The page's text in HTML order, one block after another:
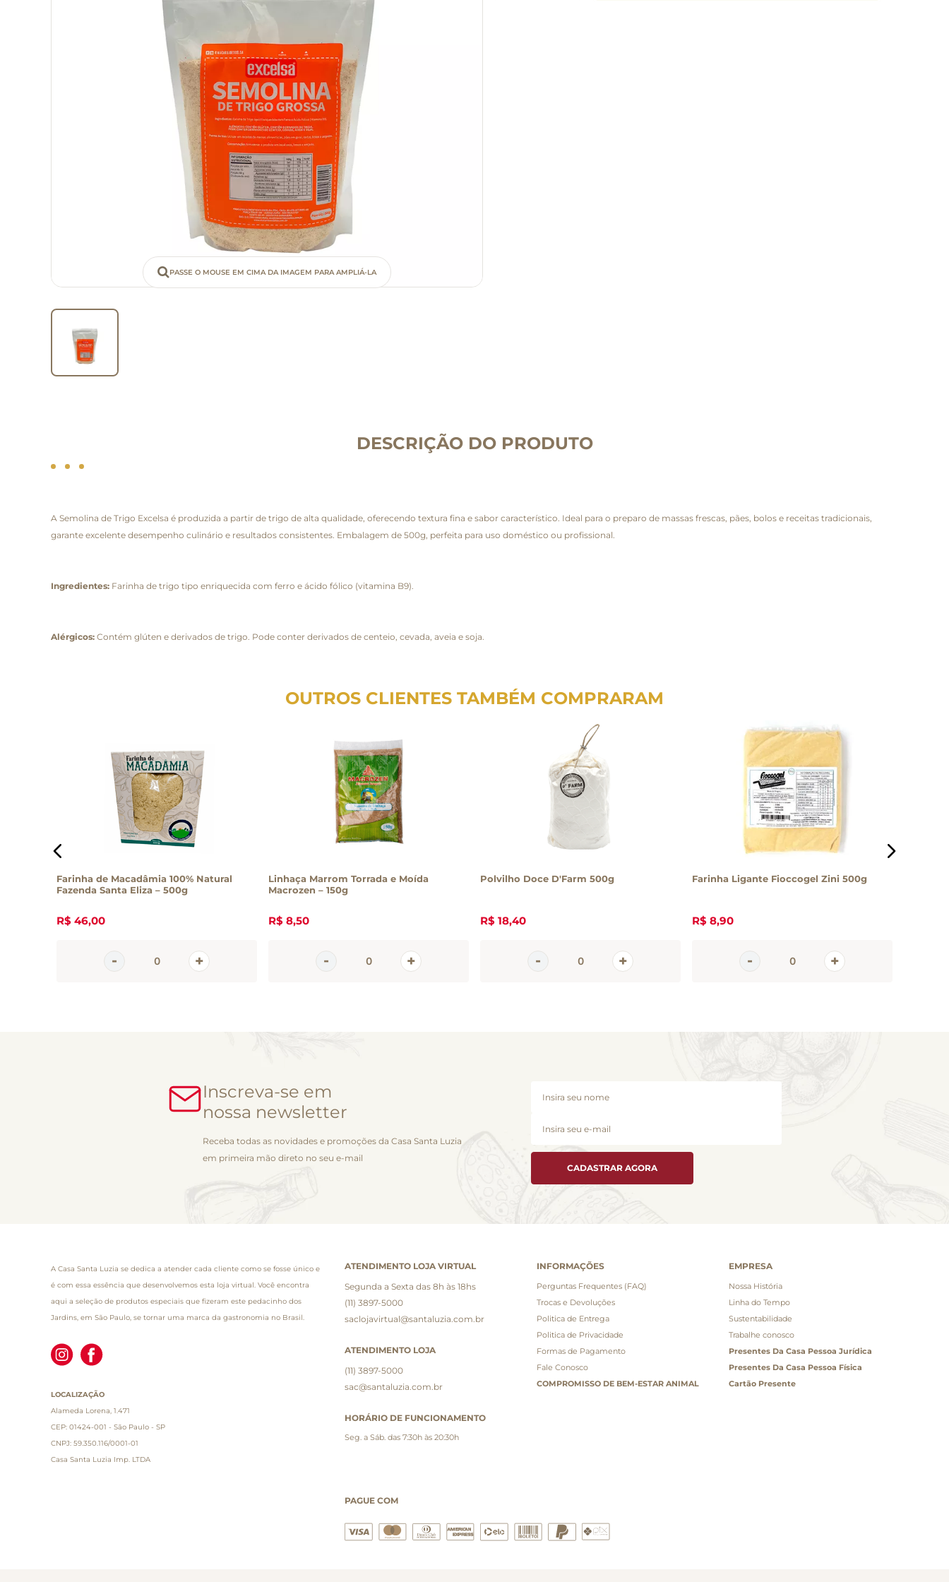
PASSE O MOUSE EM CIMA DA IMAGEM PARA AMPLIÁ-LA
DESCRIÇÃO DO PRODUTO
A Semolina de Trigo Excelsa é produzida a partir de trigo de alta qualidade, oferecendo textura fina e sabor característico. Ideal para o preparo de massas frescas, pães, bolos e receitas tradicionais,
garante excelente desempenho culinário e resultados consistentes. Embalagem de 500g, perfeita para uso doméstico ou profissional.
Ingredientes: Farinha de trigo tipo enriquecida com ferro e ácido fólico (vitamina B9).
Alérgicos: Contém glúten e derivados de trigo. Pode conter derivados de centeio, cevada, aveia e soja.
OUTROS CLIENTES TAMBÉM COMPRARAM
Farinha de Macadâmia 100% Natural
Fazenda Santa Eliza – 500g
R$ 46,00
Linhaça Marrom Torrada e Moída
Macrozen – 150g
R$ 8,50
Polvilho Doce D'Farm 500g
R$ 18,40
Farinha Ligante Fioccogel Zini 500g
R$ 8,90
Inscreva-se em
nossa newsletter
Receba todas as novidades e promoções da Casa Santa Luzia
em primeira mão direto no seu e-mail
CADASTRAR AGORA
A Casa Santa Luzia se dedica a atender cada cliente como se fosse único e
é com essa essência que desenvolvemos esta loja virtual. Você encontra
aqui a seleção de produtos especiais que fizeram este pedacinho dos
Jardins, em São Paulo, se tornar uma marca da gastronomia no Brasil.
LOCALIZAÇÃO
Alameda Lorena, 1.471
CEP: 01424-001 - São Paulo - SP
CNPJ: 59.350.116/0001-01
Casa Santa Luzia Imp. LTDA
ATENDIMENTO LOJA VIRTUAL
Segunda a Sexta das 8h às 18hs
(11) 3897-5000
saclojavirtual@santaluzia.com.br
ATENDIMENTO LOJA
(11) 3897-5000
sac@santaluzia.com.br
HORÁRIO DE FUNCIONAMENTO
Seg. a Sáb. das 7:30h às 20:30h
INFORMAÇÕES
Perguntas Frequentes (FAQ)
Trocas e Devoluções
Politica de Entrega
Politica de Privacidade
Formas de Pagamento
Fale Conosco
COMPROMISSO DE BEM-ESTAR ANIMAL
EMPRESA
Nossa História
Linha do Tempo
Sustentabilidade
Trabalhe conosco
Presentes Da Casa Pessoa Jurídica
Presentes Da Casa Pessoa Física
Cartão Presente
PAGUE COM